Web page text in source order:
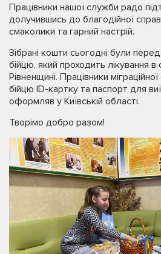
Працівники нашої служби радо
долучившись до благодійної
смаколики та гарний настрій.
Зібрані кошти сьогодні були
бійцю, який проходить лікування
Рівненщині. Працівники
бійцю ID-картку та паспорт для
оформляв у Київській області.
Творімо добро разом!